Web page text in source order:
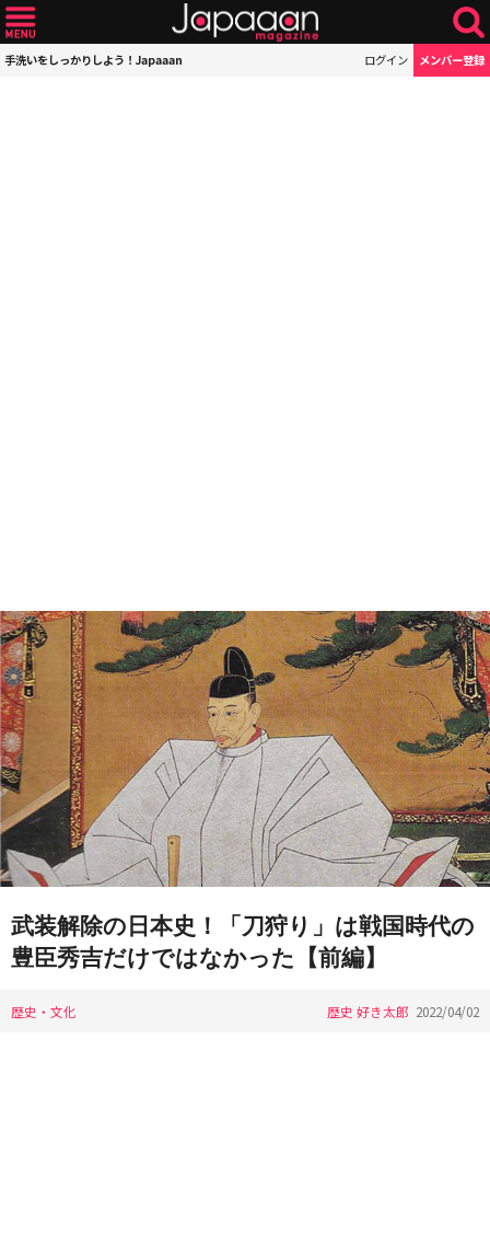
手洗いをしっかりしよう！Japaaan ログイン メンバー登録
武装解除の日本史！「刀狩り」は戦国時代の
豊臣秀吉だけではなかった【前編】
歴史・文化 歴史 好き太郎 2022/04/02